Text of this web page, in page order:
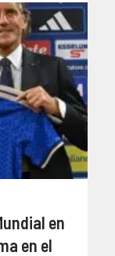
en
en el